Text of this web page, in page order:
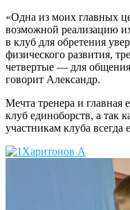
«Одна из моих главных
возможной реализацию
в клуб для обретения
физического развития,
четвертые — для
говорит Александр.
Мечта тренера и
клуб единоборств, а так
участникам клуба всегда